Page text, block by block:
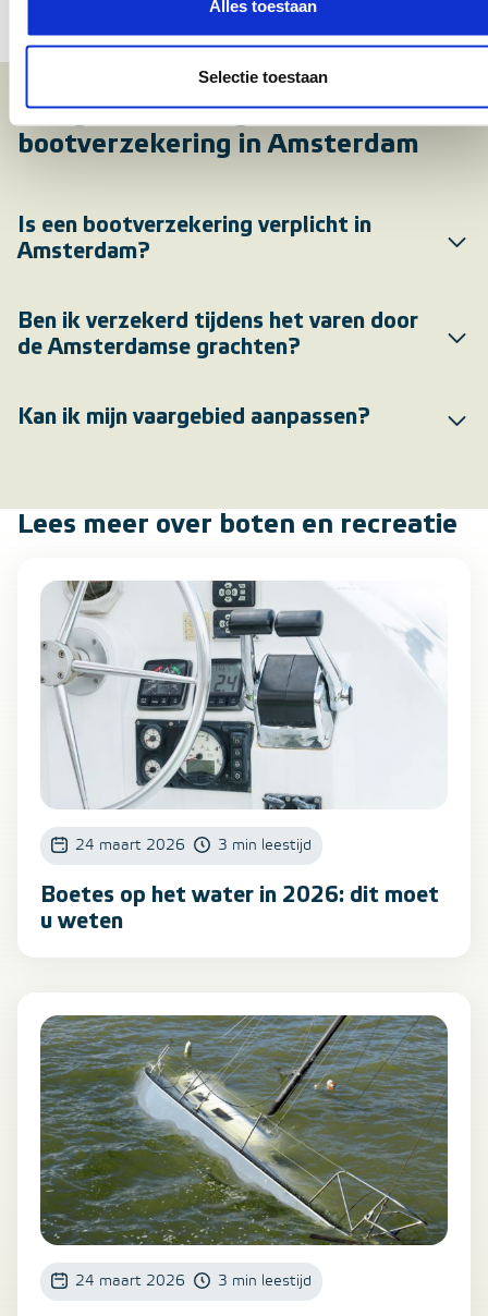
Alles toestaan
Selectie toestaan
vertrouwen.
Veelgestelde vragen over een
bootverzekering in Amsterdam
Is een bootverzekering verplicht in
Amsterdam?
Ben ik verzekerd tijdens het varen door
de Amsterdamse grachten?
Kan ik mijn vaargebied aanpassen?
Lees meer over boten en recreatie
24 maart 2026 3 min leestijd
Boetes op het water in 2026: dit moet
u weten
24 maart 2026 3 min leestijd